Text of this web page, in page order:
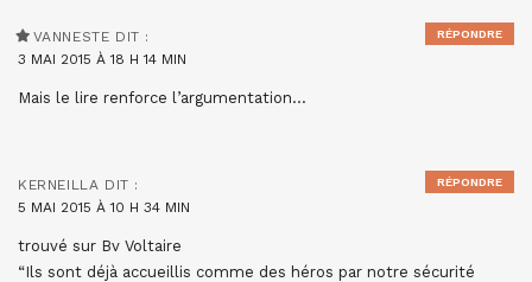
VANNESTE DIT :
3 MAI 2015 À 18 H 14 MIN
Mais le lire renforce l’argumentation…
RÉPONDRE
KERNEILLA DIT :
5 MAI 2015 À 10 H 34 MIN
trouvé sur Bv Voltaire
“Ils sont déjà accueillis comme des héros par notre sécurité
RÉPONDRE